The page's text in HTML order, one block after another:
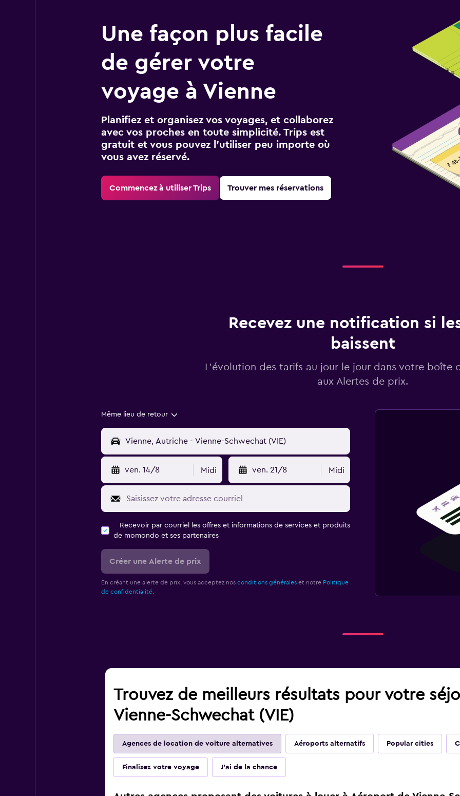
Une façon plus facile
de gérer votre
voyage à Vienne
Planifiez et organisez vos voyages, et collaborez
avec vos proches en toute simplicité. Trips est
gratuit et vous pouvez l’utiliser peu importe où
vous avez réservé.
Commencez à utiliser Trips Trouver mes réservations
Recevez une notification si
baissent
L’évolution des tarifs au jour le jour dans votre boîte
aux Alertes de prix.
Même lieu de retour
ven. 14/8 Midi ven. 21/8 Midi
Recevoir par courriel les offres et informations de services et produits
de momondo et ses partenaires
Créer une Alerte de prix
En créant une alerte de prix, vous acceptez nos conditions généraleset notre Politique
de confidentialité.
Trouvez de meilleurs résultats pour votre
Vienne-Schwechat (VIE)
Agences de location de voiture alternatives Aéroports alternatifs Popular cities
Finalisez votre voyage J'ai de la chance